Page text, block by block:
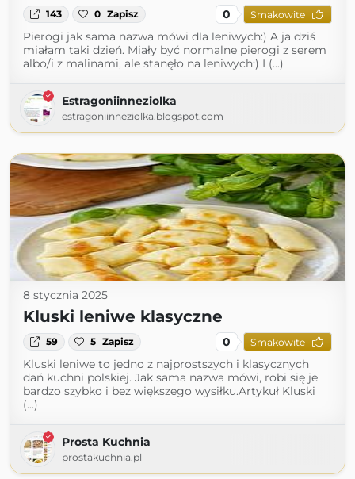
143 0 Zapisz 0 Smakowite
Pierogi jak sama nazwa mówi dla leniwych:) A ja dziś
miałam taki dzień. Miały być normalne pierogi z serem
albo/i z malinami, ale stanęło na leniwych:) I (...)
Estragoniinneziolka
estragoniinneziolka.blogspot.com
8 stycznia 2025
Kluski leniwe klasyczne
59 5 Zapisz 0 Smakowite
Kluski leniwe to jedno z najprostszych i klasycznych
dań kuchni polskiej. Jak sama nazwa mówi, robi się je
bardzo szybko i bez większego wysiłku.Artykuł Kluski
(...)
Prosta Kuchnia
prostakuchnia.pl